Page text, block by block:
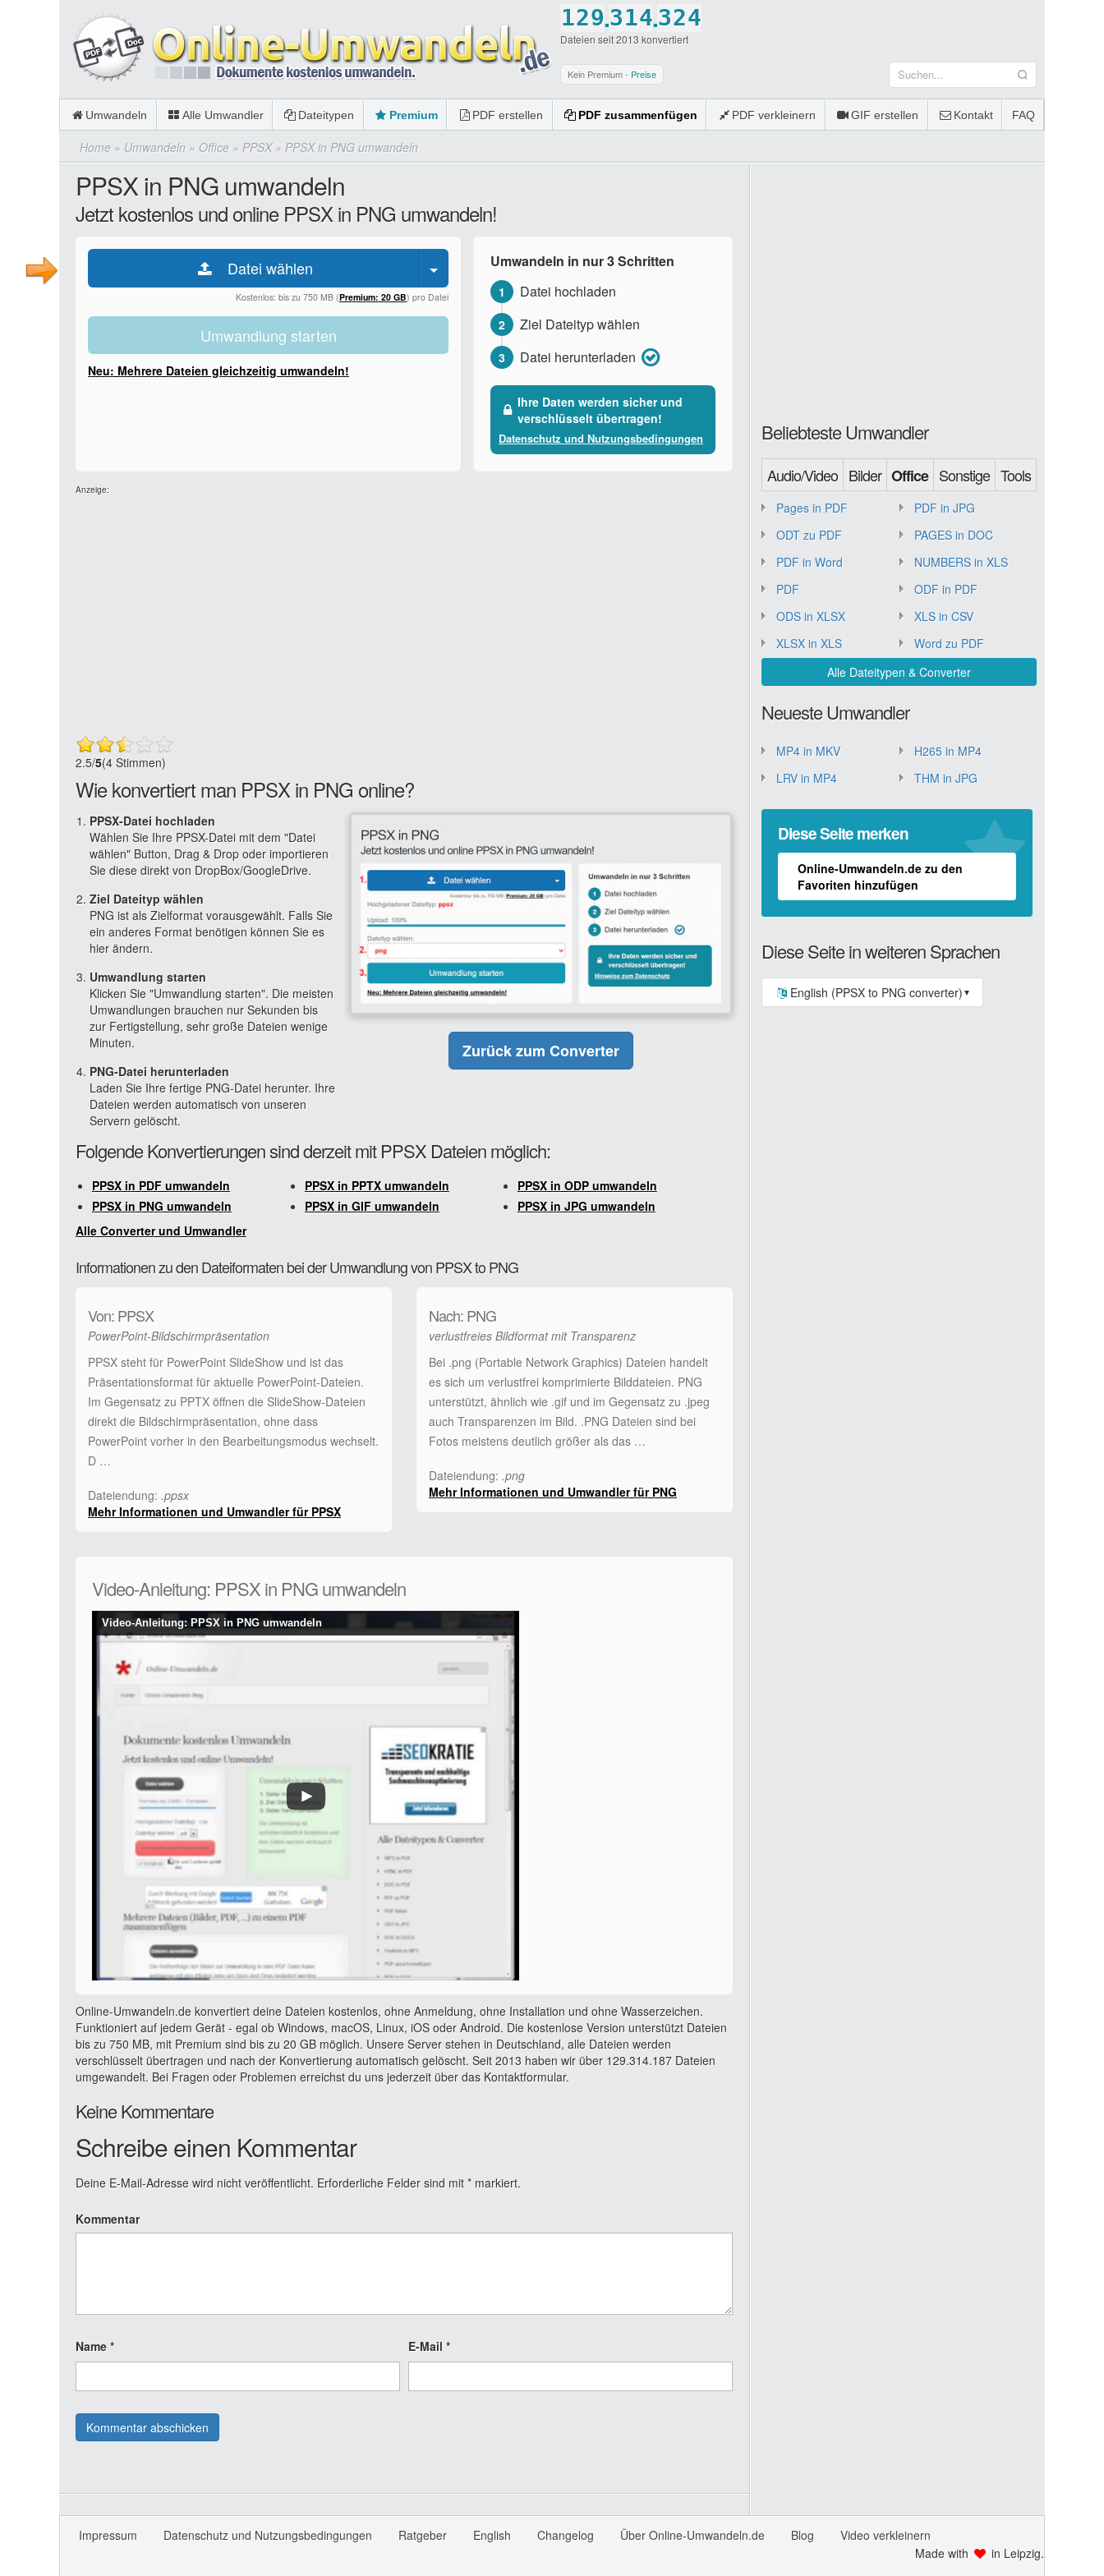
1
2
3
4
5
6
0
2
3
4
5
6
7
9
0
.3
4
5
6
7
8
1
2
3
4
5
6
0
4
5
6
7
8
9
.3
4
5
6
7
8
2
3
5
6
7
4
5
7
8
9
Dateien seit 2013 konvertiert
Kein Premium - Preise
Umwandeln Alle Umwandler Dateitypen Premium PDF erstellen PDF zusammenfügen PDF verkleinern GIF erstellen Kontakt FAQ
Home » Umwandeln » Office » PPSX» PPSX in PNG umwandeln
PPSX in PNG umwandeln
Jetzt kostenlos und online PPSX in PNG umwandeln!
Datei wählen
Kostenlos: bis zu 750 MB (Premium: 20 GB) pro Datei
Umwandlung starten
Neu: Mehrere Dateien gleichzeitig umwandeln!
Umwandeln in nur 3 Schritten
1 Datei hochladen
2 Ziel Dateityp wählen
3 Datei herunterladen
Ihre Daten werden sicher und
verschlüsselt übertragen!
Datenschutz und Nutzungsbedingungen
Anzeige:
2.5/5(4 Stimmen)
Wie konvertiert man PPSX in PNG online?
PPSX-Datei hochladen
Wählen Sie Ihre PPSX-Datei mit dem "Datei
wählen" Button, Drag & Drop oder importieren
Sie diese direkt von DropBox/GoogleDrive.
Ziel Dateityp wählen
PNG ist als Zielformat vorausgewählt. Falls Sie
ein anderes Format benötigen können Sie es
hier ändern.
Umwandlung starten
Klicken Sie "Umwandlung starten". Die meisten
Umwandlungen brauchen nur Sekunden bis
zur Fertigstellung, sehr große Dateien wenige
Minuten.
PNG-Datei herunterladen
Laden Sie Ihre fertige PNG-Datei herunter. Ihre
Dateien werden automatisch von unseren
Servern gelöscht.
Zurück zum Converter
Folgende Konvertierungen sind derzeit mit PPSX Dateien möglich:
PPSX in PDF umwandeln PPSX in PPTX umwandeln
PPSX in ODP umwandeln
PPSX in PNG umwandeln
PPSX in GIF umwandeln
PPSX in JPG umwandeln
Alle Converter und Umwandler
Informationen zu den Dateiformaten bei der Umwandlung von PPSX to PNG
Von: PPSX
PowerPoint-Bildschirmpräsentation
PPSX steht für PowerPoint SlideShow und ist das
Präsentationsformat für aktuelle PowerPoint-Dateien.
Im Gegensatz zu PPTX öffnen die SlideShow-Dateien
direkt die Bildschirmpräsentation, ohne dass
PowerPoint vorher in den Bearbeitungsmodus wechselt.
D …
Dateiendung: .ppsx
Mehr Informationen und Umwandler für PPSX
Nach: PNG
verlustfreies Bildformat mit Transparenz
Bei .png (Portable Network Graphics) Dateien handelt
es sich um verlustfrei komprimierte Bilddateien. PNG
unterstützt, ähnlich wie .gif und im Gegensatz zu .jpeg
auch Transparenzen im Bild. .PNG Dateien sind bei
Fotos meistens deutlich größer als das …
Dateiendung: .png
Mehr Informationen und Umwandler für PNG
Video-Anleitung: PPSX in PNG umwandeln
Video-Anleitung: PPSX in PNG umwandeln
Online-Umwandeln.de konvertiert deine Dateien kostenlos, ohne Anmeldung, ohne Installation und ohne Wasserzeichen.
Funktioniert auf jedem Gerät - egal ob Windows, macOS, Linux, iOS oder Android. Die kostenlose Version unterstützt Dateien
bis zu 750 MB, mit Premium sind bis zu 20 GB möglich. Unsere Server stehen in Deutschland, alle Dateien werden
verschlüsselt übertragen und nach der Konvertierung automatisch gelöscht. Seit 2013 haben wir über 129.314.187 Dateien
umgewandelt. Bei Fragen oder Problemen erreichst du uns jederzeit über das Kontaktformular.
Keine Kommentare
Schreibe einen Kommentar
Deine E-Mail-Adresse wird nicht veröffentlicht. Erforderliche Felder sind mit * markiert.
Kommentar
Name * E-Mail *
Beliebteste Umwandler
Audio/Video Bilder Office Sonstige Tools
Pages in PDF
PDF in JPG
ODT zu PDF
PAGES in DOC
PDF in Word
NUMBERS in XLS
PDF
ODF in PDF
ODS in XLSX
XLS in CSV
XLSX in XLS
Word zu PDF
Alle Dateitypen & Converter
Neueste Umwandler
MP4 in MKV
H265 in MP4
LRV in MP4
THM in JPG
Diese Seite merken
Online-Umwandeln.de zu den
Favoriten hinzufügen
Diese Seite in weiteren Sprachen
English (PPSX to PNG converter) ▼
Impressum Datenschutz und Nutzungsbedingungen Ratgeber English Changelog Über Online-Umwandeln.de Blog
Video verkleinern
Made with
in Leipzig.